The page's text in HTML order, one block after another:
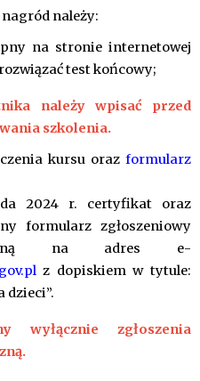
nagród należy:
na stronie internetowej
test końcowy;
należy wpisać przed
szkolenia.
kursu oraz formularz
2024 r. certyfikat oraz
formularz zgłoszeniowy
na adres e-
z dopiskiem w tytule:
dzieci”.
wyłącznie zgłoszenia